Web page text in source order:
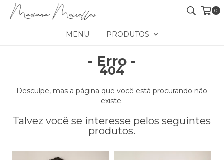
0
MENU PRODUTOS
- Erro -
404
Desculpe, mas a página que você está procurando não
existe.
Talvez você se interesse pelos seguintes
produtos.